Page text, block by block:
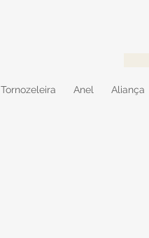
Tornozeleira Anel Aliança